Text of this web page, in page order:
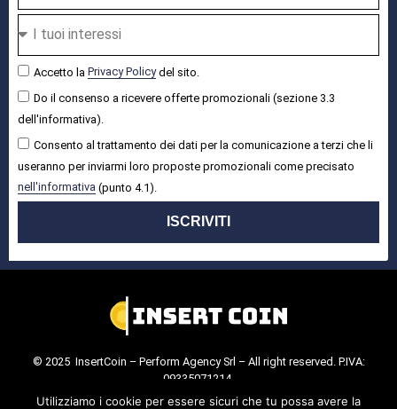
Accetto la Privacy Policydel sito.
Do il consenso a ricevere offerte promozionali (sezione 3.3
dell'informativa).
Consento al trattamento dei dati per la comunicazione a terzi che li
useranno per inviarmi loro proposte promozionali come precisato
nell'informativa (punto 4.1).
ISCRIVITI
© 2025 InsertCoin – Perform Agency Srl – All right reserved. P.IVA:
09335071214.
Cookie Policy
Privacy Policy.
Utilizziamo i cookie per essere sicuri che tu possa avere la